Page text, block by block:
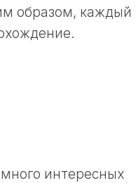
образом, каждый
интересных